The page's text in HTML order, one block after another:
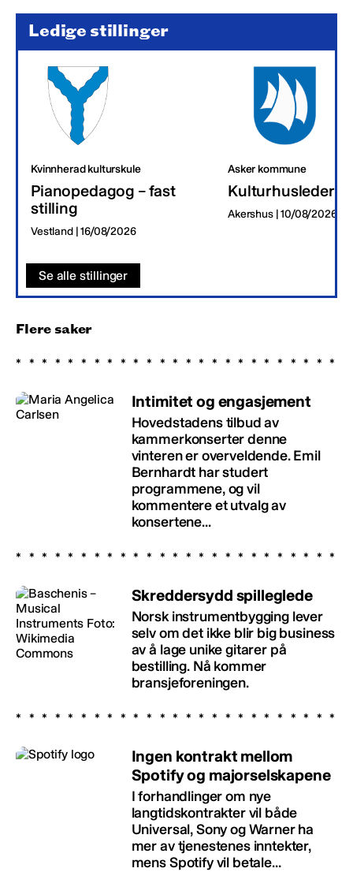
Ledige stillinger
Kvinnherad kulturskule
Pianopedagog – fast
stilling
Vestland | 16/08/2026
Asker kommune
Kulturhusleder
Akershus | 10/08/2026
Se alle stillinger
Flere saker
Intimitet og engasjement
Hovedstadens tilbud av
kammerkonserter denne
vinteren er overveldende. Emil
Bernhardt har studert
programmene, og vil
kommentere et utvalg av
konsertene...
Skreddersydd spilleglede
Norsk instrumentbygging lever
selv om det ikke blir big business
av å lage unike gitarer på
bestilling. Nå kommer
bransjeforeningen.
Ingen kontrakt mellom
Spotify og majorselskapene
I forhandlinger om nye
langtidskontrakter vil både
Universal, Sony og Warner ha
mer av tjenestenes inntekter,
mens Spotify vil betale...